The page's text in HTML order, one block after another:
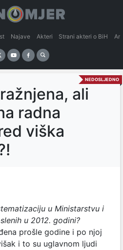
Najave Akteri Strani akteri o BiH
NEDOSLJEDNO
ali
radna
viška
u Ministarstvu i
u 2012. godini?
prošle godine i po njoj
i to su uglavnom ljudi